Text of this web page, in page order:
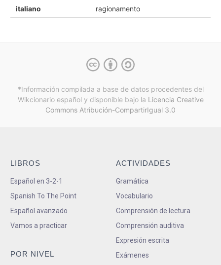
italiano ragionamento
*Información compilada a base de datos procedentes del
Wikcionario español y disponible bajo la Licencia Creative
Commons Atribución-CompartirIgual 3.0
LIBROS
Español en 3-2-1
Spanish To The Point
Español avanzado
Vamos a practicar
POR NIVEL
ACTIVIDADES
Gramática
Vocabulario
Comprensión de lectura
Comprensión auditiva
Expresión escrita
Exámenes